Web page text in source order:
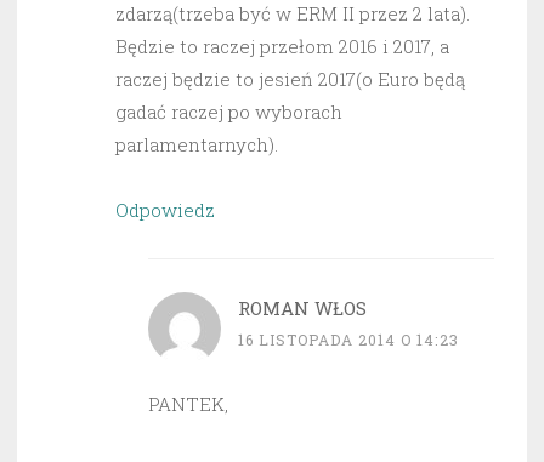
zdarzą(trzeba być w ERM II przez 2 lata).
Będzie to raczej przełom 2016 i 2017, a
raczej będzie to jesień 2017(o Euro będą
gadać raczej po wyborach
parlamentarnych).
Odpowiedz
ROMAN WŁOS
16 LISTOPADA 2014 O 14:23
PANTEK,